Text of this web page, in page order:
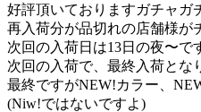
好評頂いておりますガチャガ
再入荷分が品切れの店舗様が
次回の入荷日は13日の夜〜で
次回の入荷で、最終入荷とな
最終ですがNEW!カラー、
(Niw!ではないですよ)